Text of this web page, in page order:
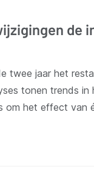
de
twee jaar het
tonen trends
om het effect van